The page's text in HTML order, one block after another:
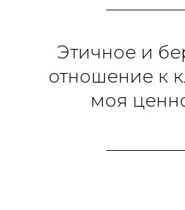
Этичное и
отношение к
моя